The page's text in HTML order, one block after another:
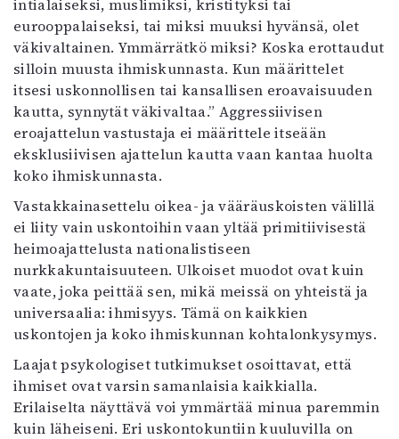
intialaiseksi, muslimiksi, kristityksi tai
eurooppalaiseksi, tai miksi muuksi hyvänsä, olet
väkivaltainen. Ymmärrätkö miksi? Koska erottaudut
silloin muusta ihmiskunnasta. Kun määrittelet
itsesi uskonnollisen tai kansallisen eroavaisuuden
kautta, synnytät väkivaltaa.” Aggressiivisen
eroajattelun vastustaja ei määrittele itseään
eksklusiivisen ajattelun kautta vaan kantaa huolta
koko ihmiskunnasta.
Vastakkainasettelu oikea- ja vääräuskoisten välillä
ei liity vain uskontoihin vaan yltää primitiivisestä
heimoajattelusta nationalistiseen
nurkkakuntaisuuteen. Ulkoiset muodot ovat kuin
vaate, joka peittää sen, mikä meissä on yhteistä ja
universaalia: ihmisyys. Tämä on kaikkien
uskontojen ja koko ihmiskunnan kohtalonkysymys.
Laajat psykologiset tutkimukset osoittavat, että
ihmiset ovat varsin samanlaisia kaikkialla.
Erilaiselta näyttävä voi ymmärtää minua paremmin
kuin läheiseni. Eri uskontokuntiin kuuluvilla on